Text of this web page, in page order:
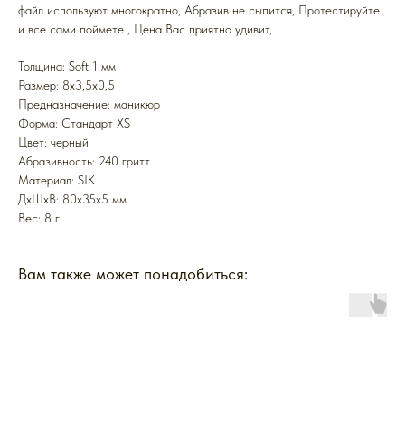
файл используют многократно, Абразив не сыпится, Протестируйте
и все сами поймете , Цена Вас приятно удивит,
Толщина: Soft 1 мм
Размер: 8x3,5x0,5
Предназначение: маникюр
Форма: Стандарт XS
Цвет: черный
Абразивность: 240 гритт
Mатериал: SIK
ДxШxВ: 80x35x5 мм
Вес: 8 г
Вам также может понадобиться: